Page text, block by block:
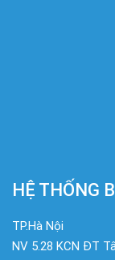
HỆ THỐNG
TP.Hà Nội
NV 5.28 KCN ĐT